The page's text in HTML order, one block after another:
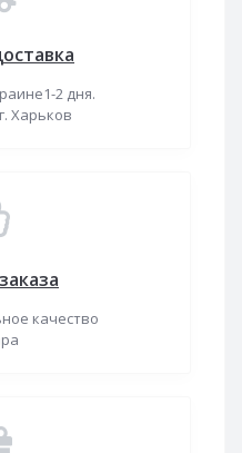
2 дня.
Харьков
качество